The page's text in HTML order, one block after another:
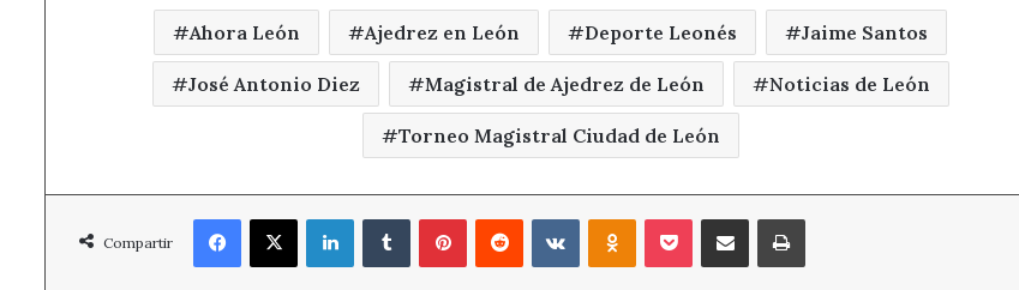
Ahora León Ajedrez en León Deporte Leonés Jaime Santos
José Antonio Diez Magistral de Ajedrez de León Noticias de León
Torneo Magistral Ciudad de León
Compartir
Facebook
X LinkedInTumblrPinterestReddit VKontakteOdnoklassniki
PocketCompartir por correo electrónicoImprimir